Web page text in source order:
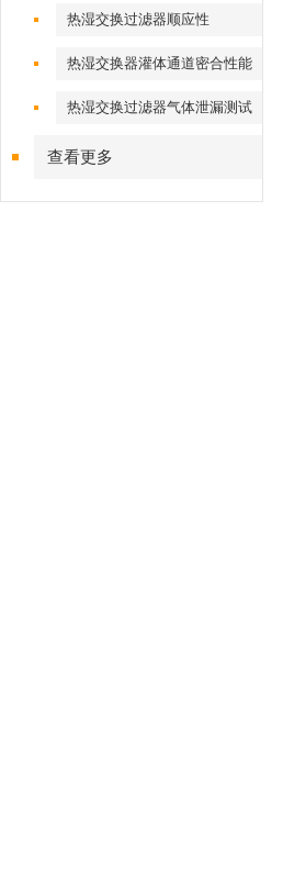
热湿交换过滤器顺应性
热湿交换器灌体通道密合性能
热湿交换过滤器气体泄漏测试
查看更多